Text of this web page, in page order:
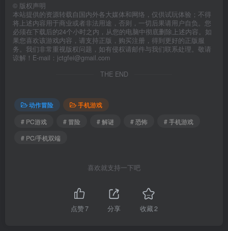
© 版权声明
本站提供的资源转载自国内外各大媒体和网络，仅供试玩体验；不得
将上述内容用于商业或者非法用途，否则，一切后果请用户自负。您
必须在下载后的24个小时之内，从您的电脑中彻底删除上述内容。如
果您喜欢该游戏内容，请支持正版，购买注册，得到更好的正版服
务。我们非常重视版权问题，如有侵权请邮件与我们联系处理。敬请
谅解！E-mail：jctgfei@gmail.com
THE END
动作冒险
手机游戏
# PC游戏
# 冒险 # 解谜 # 恐怖
# 手机游戏
# PC/手机双端
喜欢就支持一下吧
点赞7 分享 收藏2